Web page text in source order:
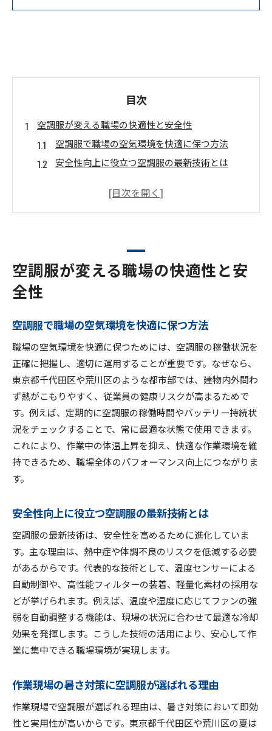
目次
空調服が変える職場の快適性と安全性
空調服で職場の空気環境を快適に保つ方法
安全性向上に役立つ空調服の最新技術とは
空調服導入で実感する快適性の変化ポイント
最新空調服稼働状況が示す現場改善のヒント
現場改善に役立つ空調服の稼働状況データ活用
空調服の稼働実態が現場にもたらす影響とは
現場ごとの空調服稼働状況の特徴をチェック
空調服稼働状況を踏まえた現場の改善事例
空調服稼働状況の把握が改善計画に活きる理由
東京都内で注目される空調服活用の実態
東京都内現場で支持される空調服の運用ポイン
ト
空調服の活用が広がる背景と利用現場の声
空調服の稼働状況が注目される理由を解説
空調服活用の東京都内トレンドをチェック
作業効率向上に効く空調服の運用ポイント
作業効率を高める空調服の着用方法とコツ
空調服運用で作業の質と安全性を両立させる
現場で差が出る空調服のメンテナンス術
空調服利用時の作業効率アップ事例を紹介
空調服選びで作業効率に差がつく理由とは
熱中症対策なら空調服の適切な稼働管理を
空調服の稼働管理が熱中症予防に効果的な理由
空調服で実現する現場の安全な熱中症対策法
空調服が変える職場の快適性と安
全性
空調服で職場の空気環境を快適に保つ方法
職場の空気環境を快適に保つためには、空調服の稼働状況を
正確に把握し、適切に運用することが重要です。なぜなら、
東京都千代田区や荒川区のような都市部では、建物内外問わ
ず熱がこもりやすく、従業員の健康リスクが高まるためで
す。例えば、定期的に空調服の稼働時間やバッテリー持続状
況をチェックすることで、常に最適な状態で使用できます。
これにより、作業中の体温上昇を抑え、快適な作業環境を維
持できるため、職場全体のパフォーマンス向上につながりま
す。
安全性向上に役立つ空調服の最新技術とは
空調服の最新技術は、安全性を高めるために進化していま
す。主な理由は、熱中症や体調不良のリスクを低減する必要
があるからです。代表的な技術として、温度センサーによる
自動制御や、高性能フィルターの装着、軽量化素材の採用な
どが挙げられます。例えば、温度や湿度に応じてファンの強
弱を自動調整する機能は、現場の状況に合わせて最適な冷却
効果を発揮します。こうした技術の活用により、安心して作
業に集中できる職場環境が実現します。
作業現場の暑さ対策に空調服が選ばれる理由
作業現場で空調服が選ばれる理由は、暑さ対策において即効
性と実用性が高いからです。東京都千代田区や荒川区の夏は